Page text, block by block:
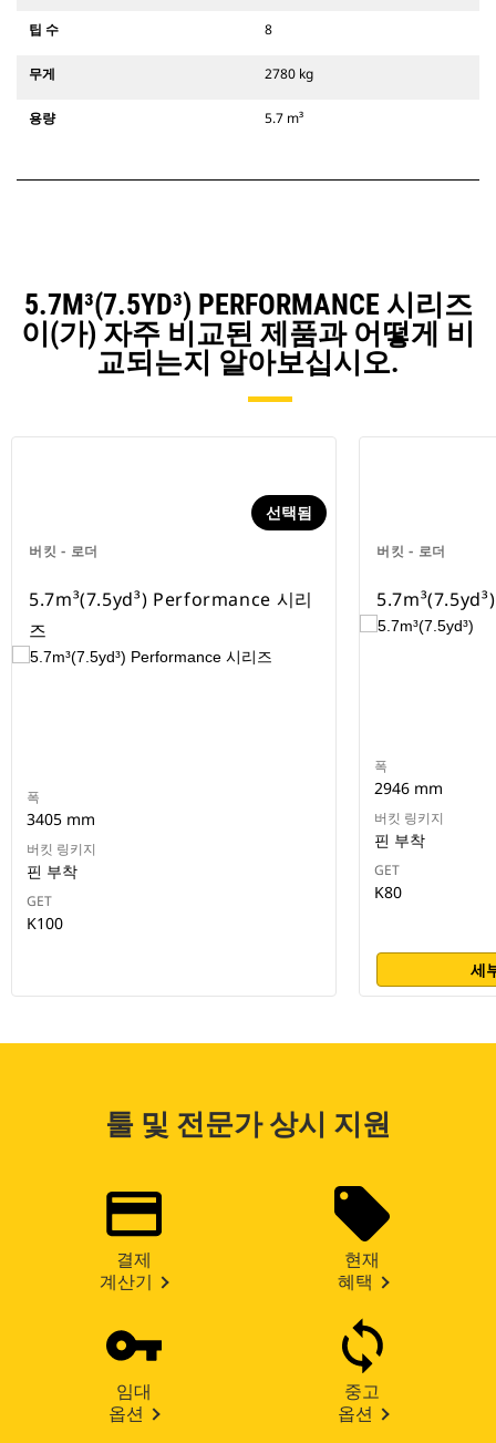
팁 수 8
무게 2780 kg
용량 5.7 m³
5.7M³(7.5YD³) PERFORMANCE 시리즈
이(가) 자주 비교된 제품과 어떻게 비
교되는지 알아보십시오.
버킷 - 로더
선택됨
5.7m³(7.5yd³) Performance 시리
즈
폭
3405 mm
버킷 링키지
핀 부착
GET
K100
버킷 - 로더
5.7m³(7.5yd³)
폭
2946 mm
버킷 링키지
핀 부착
GET
K80
세
툴 및 전문가 상시 지원
결제
계산기
현재
혜택
임대
옵션
중고
옵션